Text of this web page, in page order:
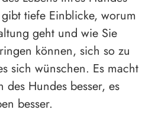
tiefe Einblicke, worum
geht und wie Sie
können, sich so zu
sich wünschen. Es macht
des Hundes besser, es
besser.